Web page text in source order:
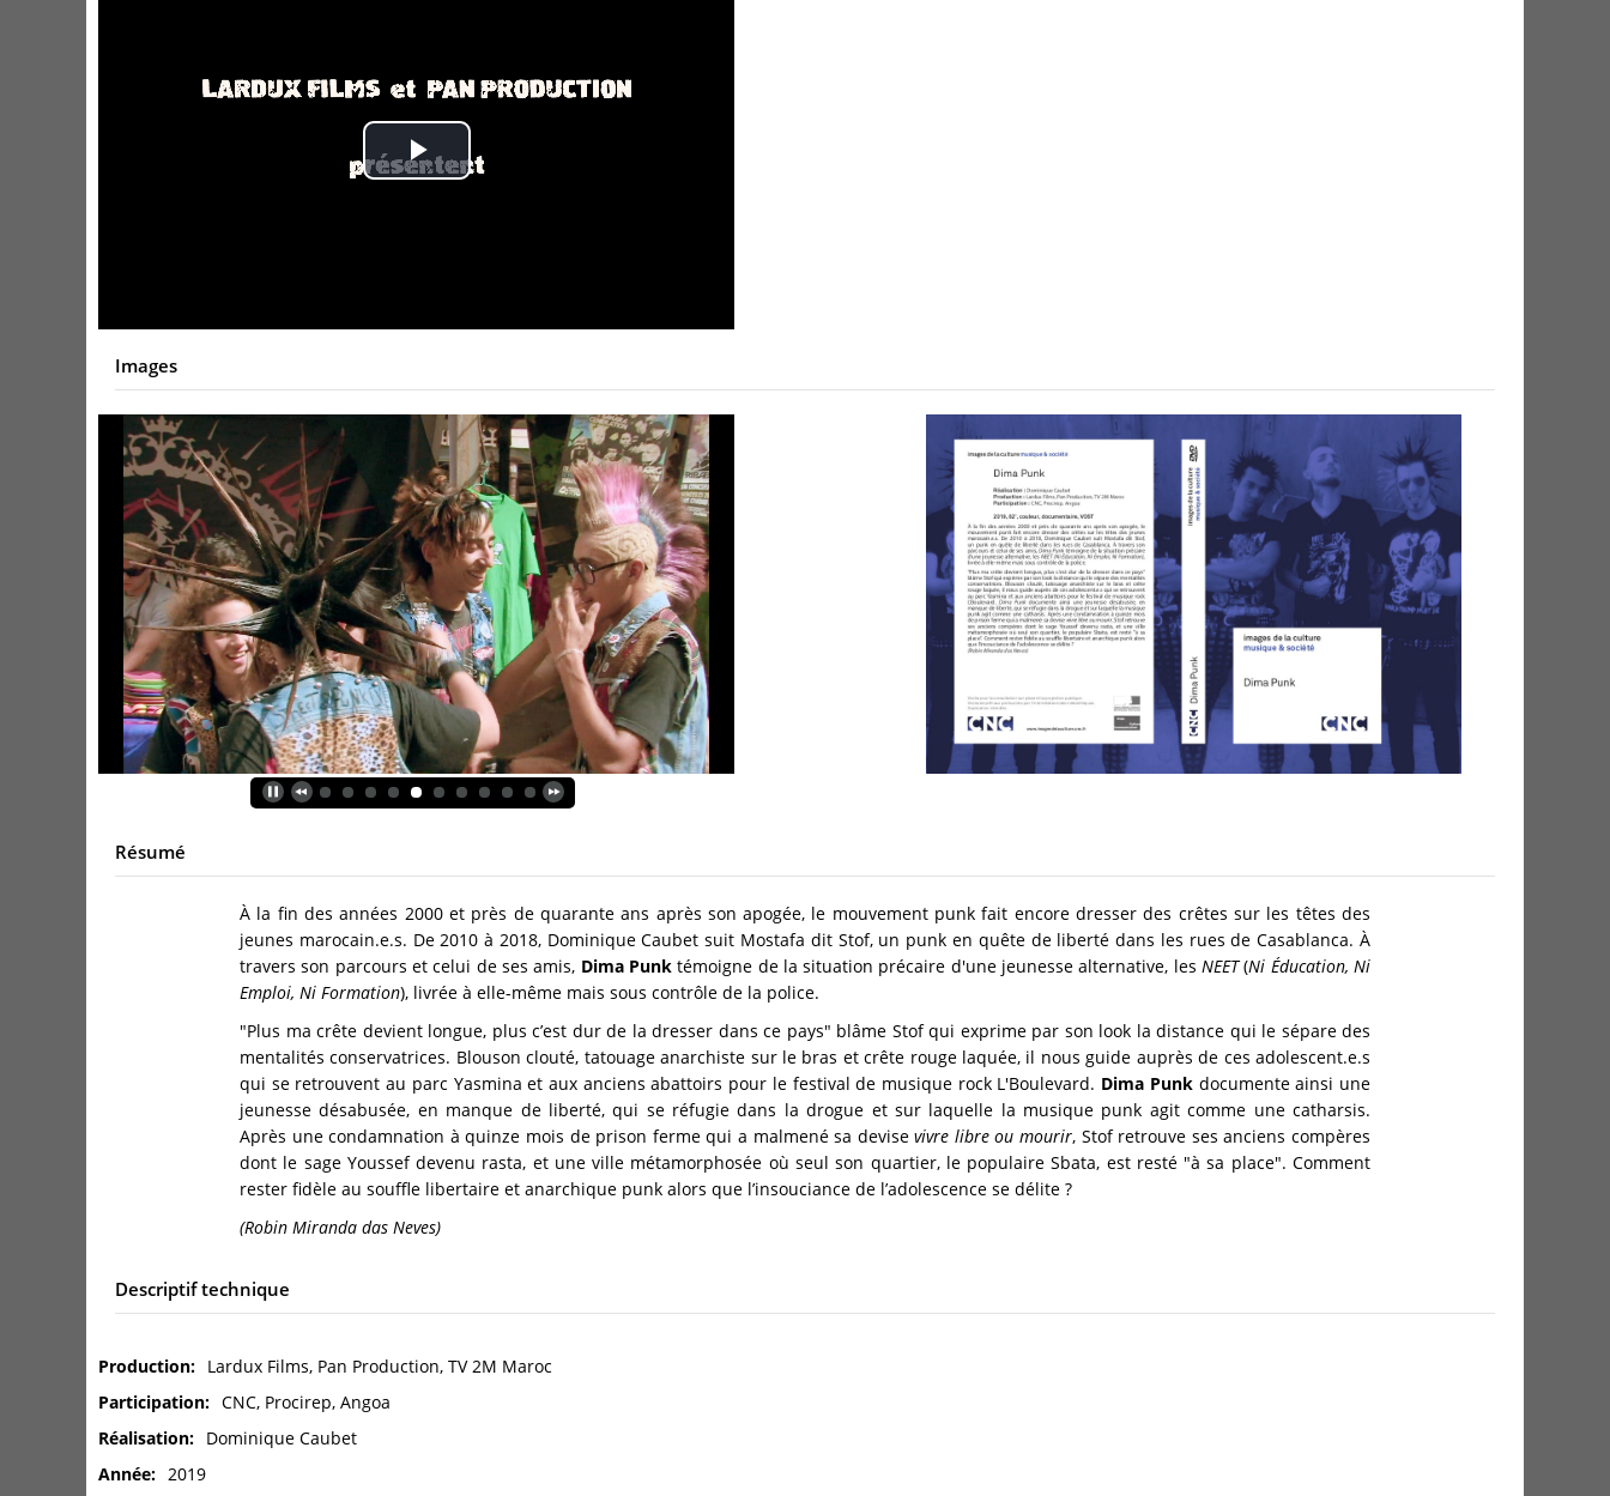
Play
Images
Résumé
À la fin des années 2000 et près de quarante ans après son apogée, le mouvement punk fait encore dresser des crêtes sur les têtes des
jeunes marocain.e.s. De 2010 à 2018, Dominique Caubet suit Mostafa dit Stof, un punk en quête de liberté dans les rues de Casablanca. À
travers son parcours et celui de ses amis, Dima Punktémoigne de la situation précaire d'une jeunesse alternative, lesNEET(Ni Éducation, Ni
Emploi, Ni Formation), livrée à elle-même mais sous contrôle de la police.
"Plus ma crête devient longue, plus c’est dur de la dresser dans ce pays" blâme Stof qui exprime par son look la distance qui le sépare des
mentalités conservatrices. Blouson clouté, tatouage anarchiste sur le bras et crête rouge laquée, il nous guide auprès de ces adolescent.e.s
qui se retrouvent au parc Yasmina et aux anciens abattoirs pour le festival de musique rock L'Boulevard. Dima Punkdocumente ainsi une
jeunesse désabusée, en manque de liberté, qui se réfugie dans la drogue et sur laquelle la musique punk agit comme une catharsis.
Après une condamnation à quinze mois de prison ferme qui a malmené sa devisevivre libre ou mourir, Stof retrouve ses anciens compères
dont le sage Youssef devenu rasta, et une ville métamorphosée où seul son quartier, le populaire Sbata, est resté "à sa place". Comment
rester fidèle au souffle libertaire et anarchique punk alors que l’insouciance de l’adolescence se délite ?
(Robin Miranda das Neves)
Descriptif technique
Production
Lardux Films, Pan Production, TV 2M Maroc
Participation
CNC, Procirep, Angoa
Réalisation
Dominique Caubet
Année
2019